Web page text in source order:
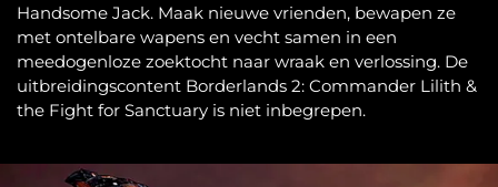
Handsome Jack. Maak nieuwe vrienden, bewapen ze
met ontelbare wapens en vecht samen in een
meedogenloze zoektocht naar wraak en verlossing. De
uitbreidingscontent Borderlands 2: Commander Lilith &
the Fight for Sanctuary is niet inbegrepen.